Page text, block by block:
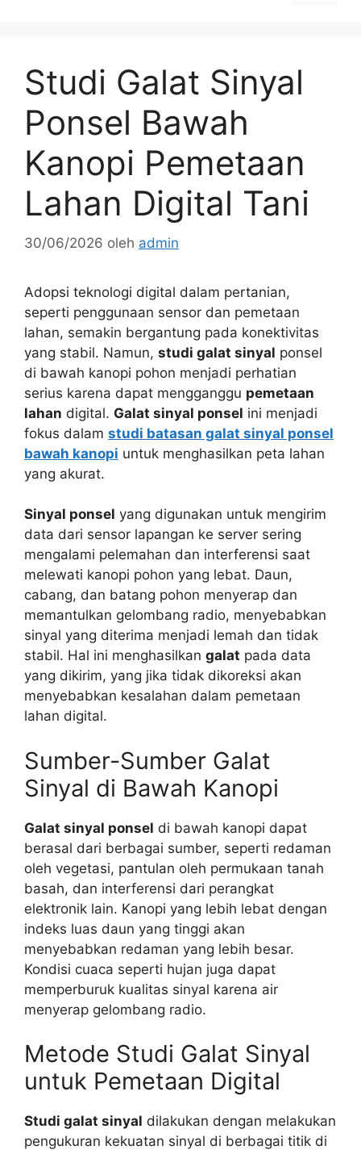
Studi Galat Sinyal
Ponsel Bawah
Kanopi Pemetaan
Lahan Digital Tani
30/06/2026 oleh admin
Adopsi teknologi digital dalam pertanian,
seperti penggunaan sensor dan pemetaan
lahan, semakin bergantung pada konektivitas
yang stabil. Namun, studi galat sinyal ponsel
di bawah kanopi pohon menjadi perhatian
serius karena dapat mengganggu pemetaan
lahan digital. Galat sinyal ponsel ini menjadi
fokus dalam studi batasan galat sinyal ponsel
bawah kanopi untuk menghasilkan peta lahan
yang akurat.
Sinyal ponsel yang digunakan untuk mengirim
data dari sensor lapangan ke server sering
mengalami pelemahan dan interferensi saat
melewati kanopi pohon yang lebat. Daun,
cabang, dan batang pohon menyerap dan
memantulkan gelombang radio, menyebabkan
sinyal yang diterima menjadi lemah dan tidak
stabil. Hal ini menghasilkan galat pada data
yang dikirim, yang jika tidak dikoreksi akan
menyebabkan kesalahan dalam pemetaan
lahan digital.
Sumber-Sumber Galat
Sinyal di Bawah Kanopi
Galat sinyal ponsel di bawah kanopi dapat
berasal dari berbagai sumber, seperti redaman
oleh vegetasi, pantulan oleh permukaan tanah
basah, dan interferensi dari perangkat
elektronik lain. Kanopi yang lebih lebat dengan
indeks luas daun yang tinggi akan
menyebabkan redaman yang lebih besar.
Kondisi cuaca seperti hujan juga dapat
memperburuk kualitas sinyal karena air
menyerap gelombang radio.
Metode Studi Galat Sinyal
untuk Pemetaan Digital
Studi galat sinyal dilakukan dengan melakukan
pengukuran kekuatan sinyal di berbagai titik di